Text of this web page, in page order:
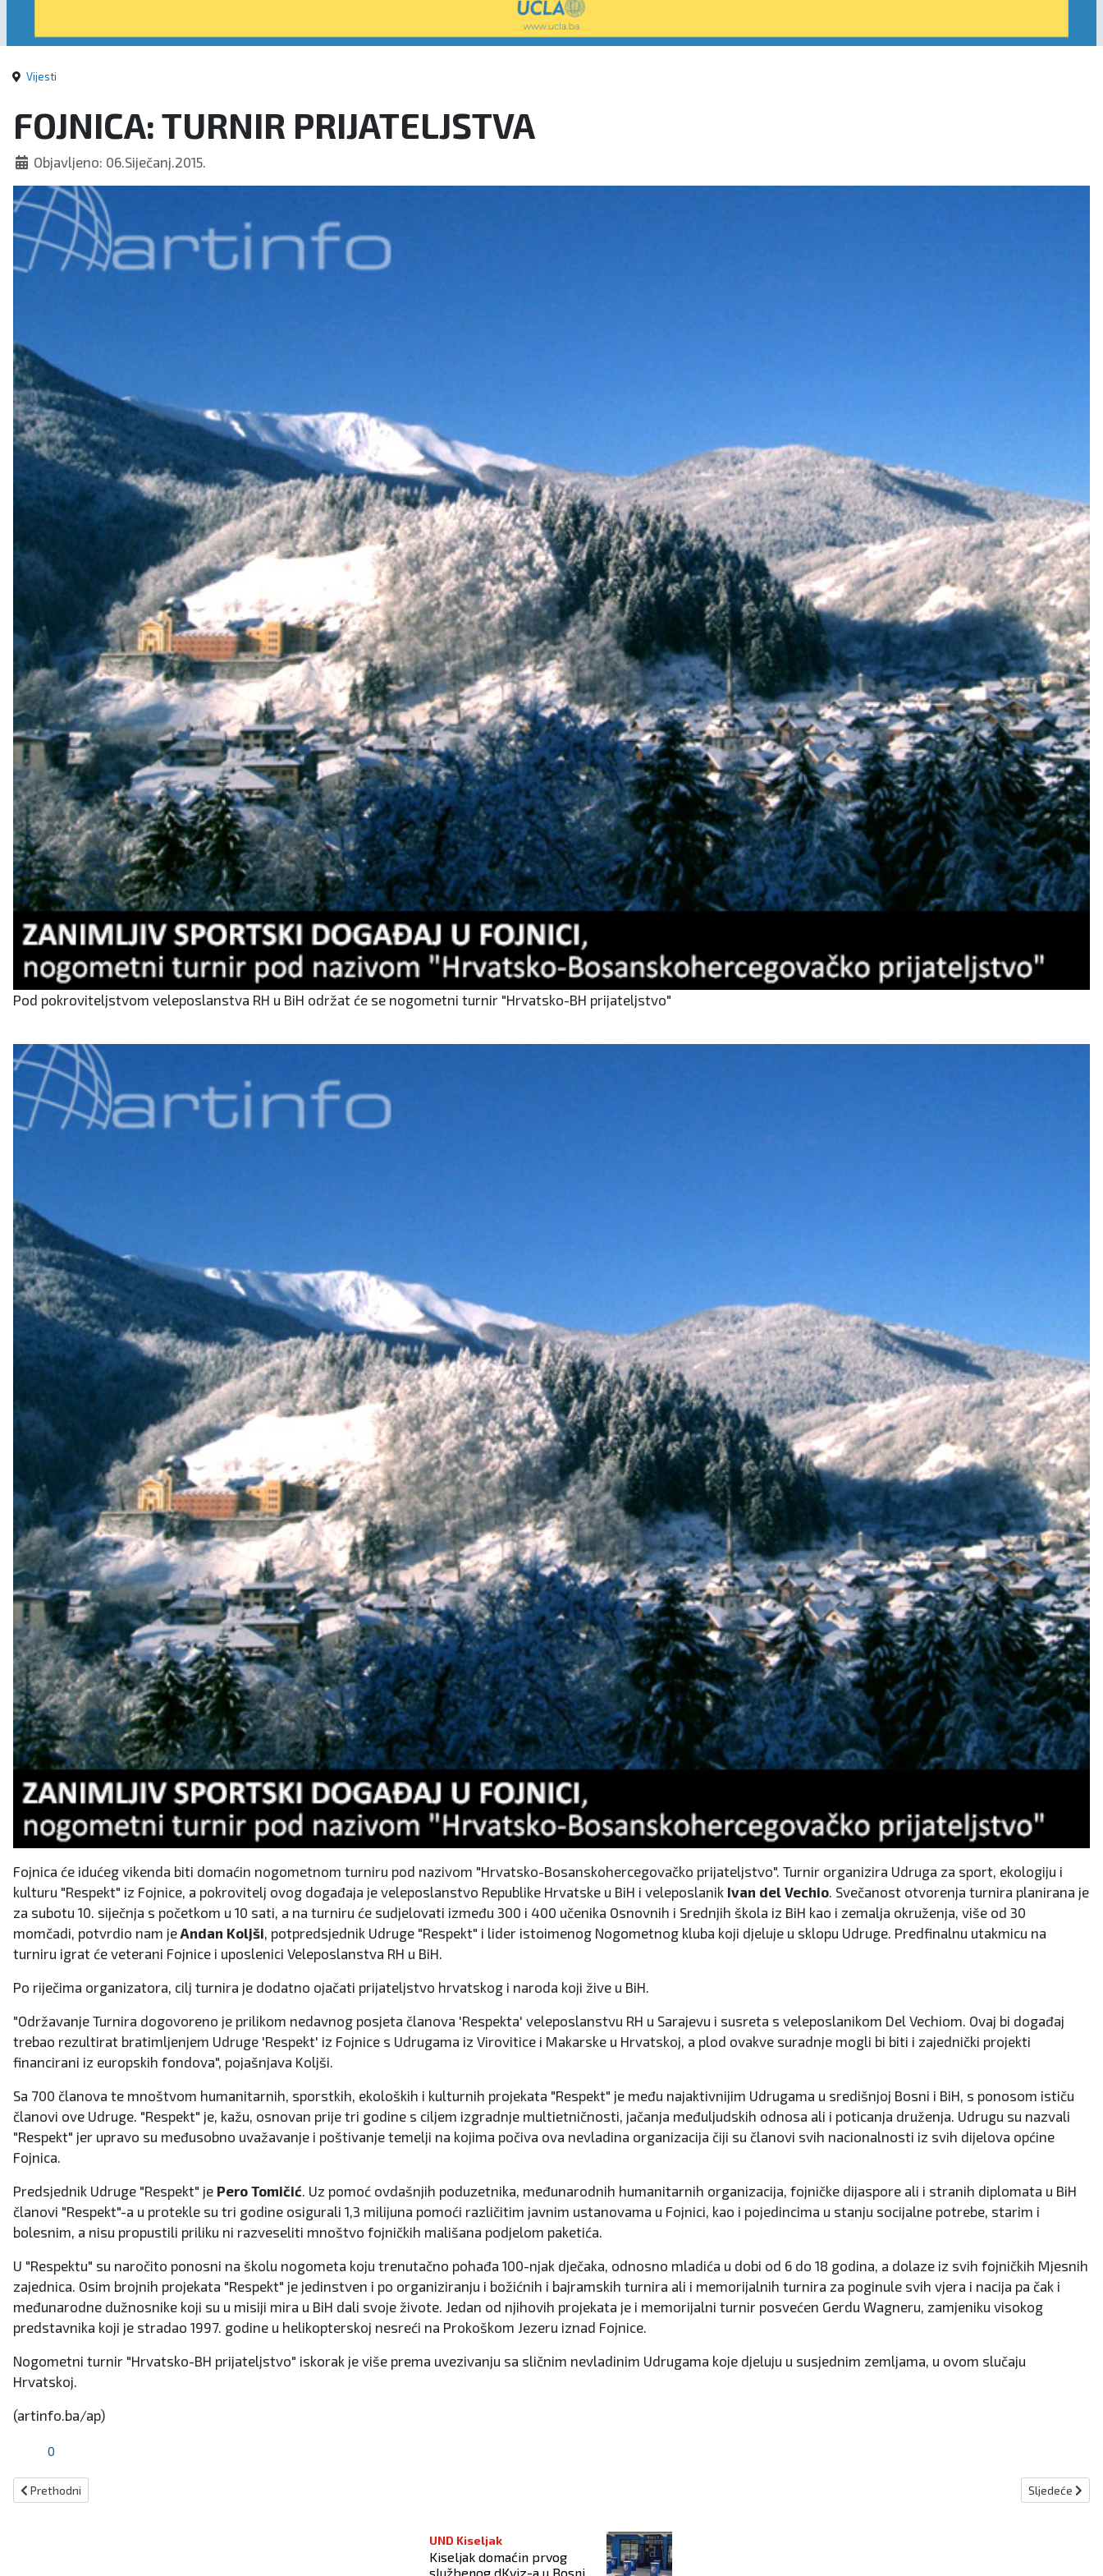
Vijesti
FOJNICA: TURNIR PRIJATELJSTVA
Objavljeno: 06.Siječanj.2015.
Pod pokroviteljstvom veleposlanstva RH u BiH održat će se nogometni turnir "Hrvatsko-BH prijateljstvo"
Fojnica će idućeg vikenda biti domaćin nogometnom turniru pod nazivom "Hrvatsko-Bosanskohercegovačko prijateljstvo". Turnir organizira Udruga za sport, ekologiju i
kulturu "Respekt" iz Fojnice, a pokrovitelj ovog događaja je veleposlanstvo Republike Hrvatske u BiH i veleposlanik Ivan del Vechio . Svečanost otvorenja turnira planirana je
za subotu 10. siječnja s početkom u 10 sati, a na turniru će sudjelovati između 300 i 400 učenika Osnovnih i Srednjih škola iz BiH kao i zemalja okruženja, više od 30
momčadi, potvrdio nam je Andan Koljši , potpredsjednik Udruge "Respekt" i lider istoimenog Nogometnog kluba koji djeluje u sklopu Udruge. Predfinalnu utakmicu na
turniru igrat će veterani Fojnice i uposlenici Veleposlanstva RH u BiH.
Po riječima organizatora, cilj turnira je dodatno ojačati prijateljstvo hrvatskog i naroda koji žive u BiH.
"Održavanje Turnira dogovoreno je prilikom nedavnog posjeta članova 'Respekta' veleposlanstvu RH u Sarajevu i susreta s veleposlanikom Del Vechiom. Ovaj bi događaj
trebao rezultirat bratimljenjem Udruge 'Respekt' iz Fojnice s Udrugama iz Virovitice i Makarske u Hrvatskoj, a plod ovakve suradnje mogli bi biti i zajednički projekti
financirani iz europskih fondova", pojašnjava Koljši.
Sa 700 članova te mnoštvom humanitarnih, sporstkih, ekoloških i kulturnih projekata "Respekt" je među najaktivnijim Udrugama u središnjoj Bosni i BiH, s ponosom ističu
članovi ove Udruge. "Respekt" je, kažu, osnovan prije tri godine s ciljem izgradnje multietničnosti, jačanja međuljudskih odnosa ali i poticanja druženja. Udrugu su nazvali
"Respekt" jer upravo su međusobno uvažavanje i poštivanje temelji na kojima počiva ova nevladina organizacija čiji su članovi svih nacionalnosti iz svih dijelova općine
Fojnica.
Predsjednik Udruge "Respekt" je Pero Tomičić . Uz pomoć ovdašnjih poduzetnika, međunarodnih humanitarnih organizacija, fojničke dijaspore ali i stranih diplomata u BiH
članovi "Respekt"-a u protekle su tri godine osigurali 1,3 milijuna pomoći različitim javnim ustanovama u Fojnici, kao i pojedincima u stanju socijalne potrebe, starim i
bolesnim, a nisu propustili priliku ni razveseliti mnoštvo fojničkih mališana podjelom paketića.
U "Respektu" su naročito ponosni na školu nogometa koju trenutačno pohađa 100-njak dječaka, odnosno mladića u dobi od 6 do 18 godina, a dolaze iz svih fojničkih Mjesnih
zajednica. Osim brojnih projekata "Respekt" je jedinstven i po organiziranju i božićnih i bajramskih turnira ali i memorijalnih turnira za poginule svih vjera i nacija pa čak i
međunarodne dužnosnike koji su u misiji mira u BiH dali svoje živote. Jedan od njihovih projekata je i memorijalni turnir posvećen Gerdu Wagneru, zamjeniku visokog
predstavnika koji je stradao 1997. godine u helikopterskoj nesreći na Prokoškom Jezeru iznad Fojnice.
Nogometni turnir "Hrvatsko-BH prijateljstvo" iskorak je više prema uvezivanju sa sličnim nevladinim Udrugama koje djeluju u susjednim zemljama, u ovom slučaju
Hrvatskoj.
(artinfo.ba/ap)
0
Prethodni članak: Kiseljačke mažoretkinje traže nove članice - Postanite dio uspješnog ljubičasto-bijelog tima
Prethodni Sljedeći
Sljedeće
UND Kiseljak
Kiseljak domaćin prvog
službenog dKviz-a u Bosni i